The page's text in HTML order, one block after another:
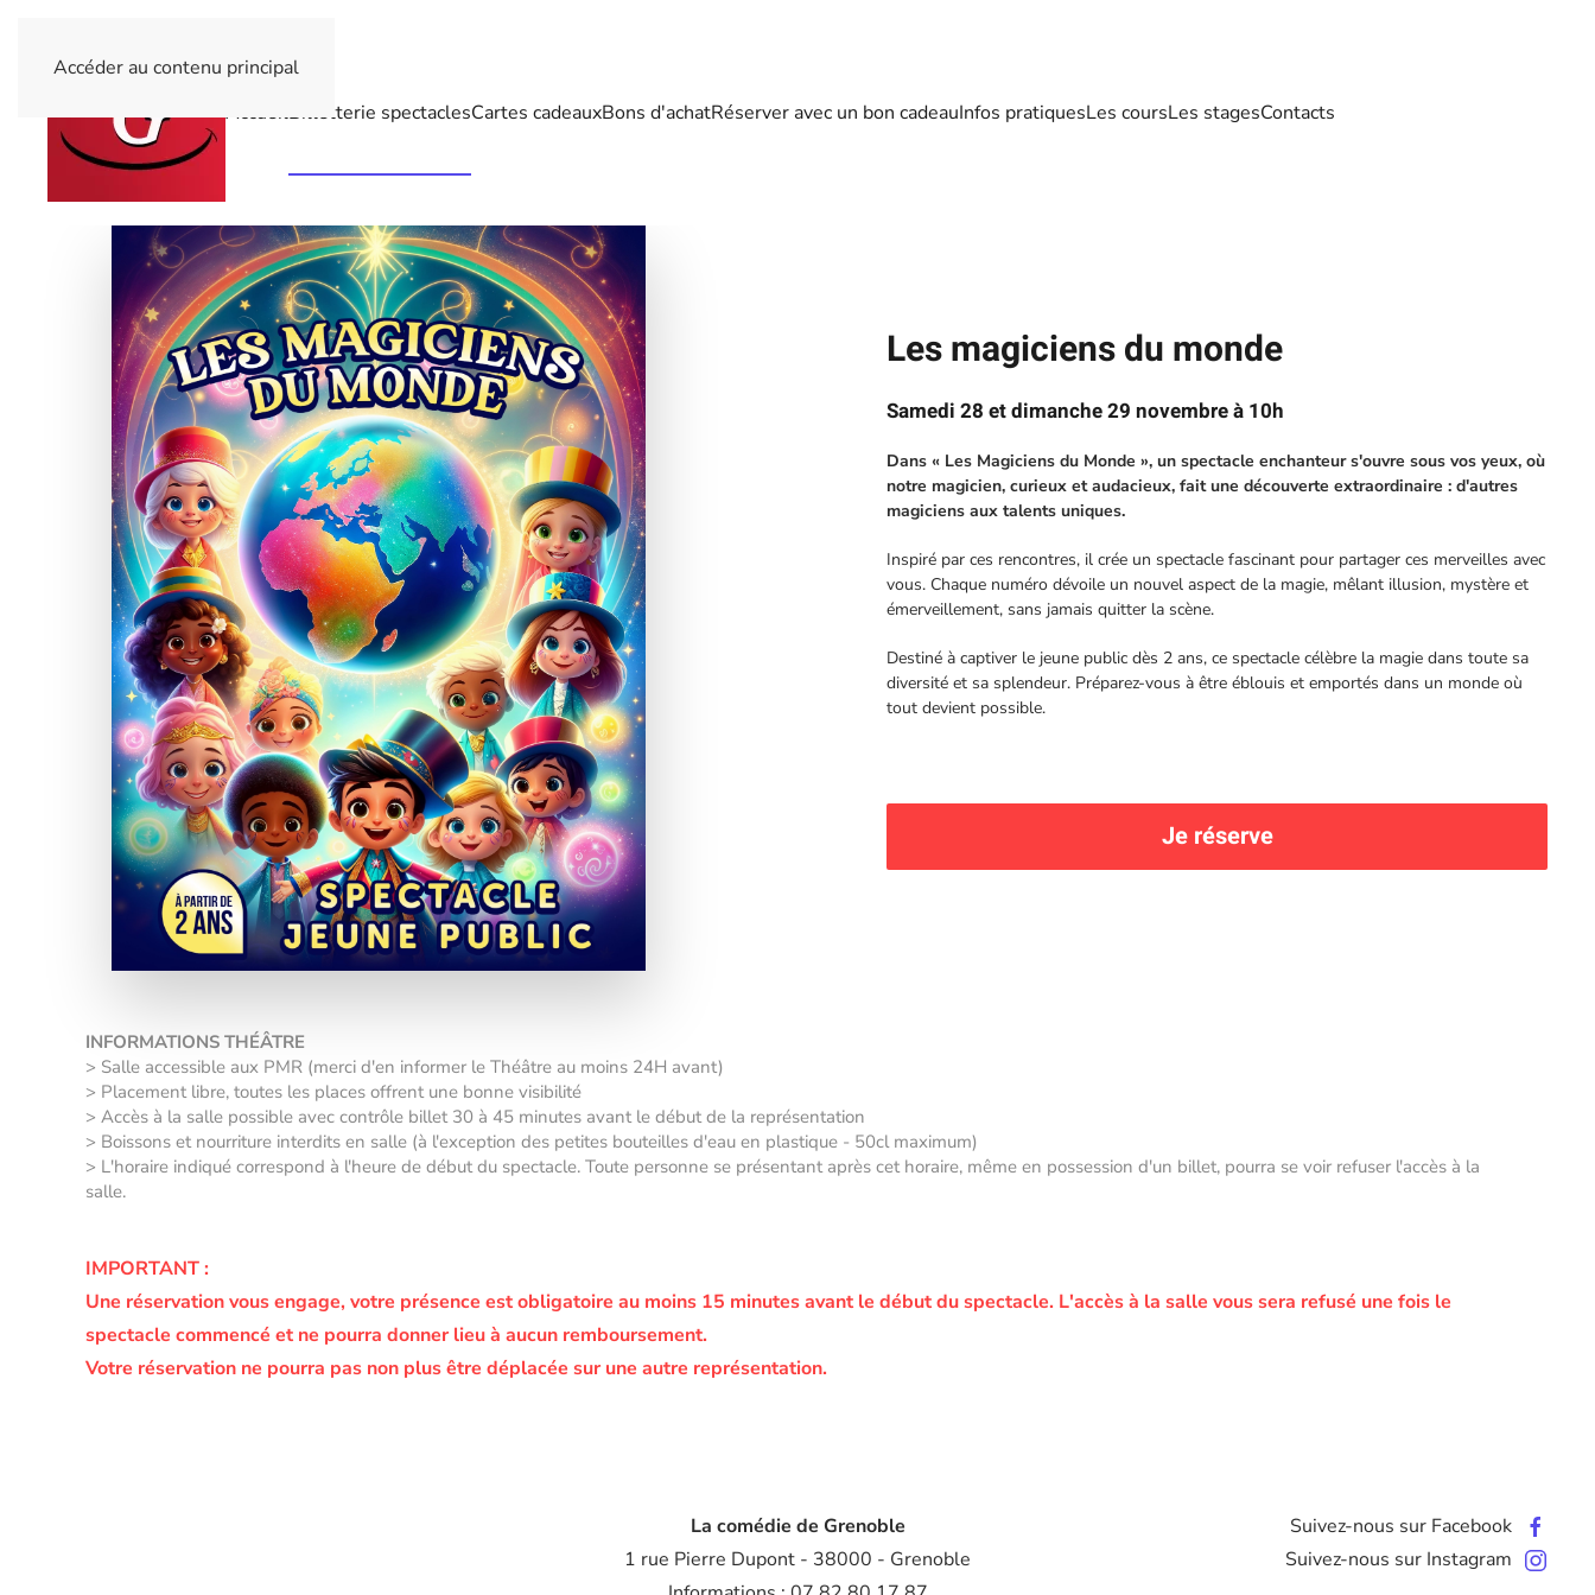
Accéder au contenu principal
AccueilBilletterie spectaclesCartes cadeauxBons d'achatRéserver avec un bon cadeauInfos pratiquesLes coursLes stagesContacts
Les magiciens du monde
Samedi 28 et dimanche 29 novembre à 10h
Dans « Les Magiciens du Monde », un spectacle enchanteur s'ouvre sous vos yeux, où
notre magicien, curieux et audacieux, fait une découverte extraordinaire : d'autres
magiciens aux talents uniques.
Inspiré par ces rencontres, il crée un spectacle fascinant pour partager ces merveilles avec
vous. Chaque numéro dévoile un nouvel aspect de la magie, mêlant illusion, mystère et
émerveillement, sans jamais quitter la scène.
Destiné à captiver le jeune public dès 2 ans, ce spectacle célèbre la magie dans toute sa
diversité et sa splendeur. Préparez-vous à être éblouis et emportés dans un monde où
tout devient possible.
Je réserve
INFORMATIONS THÉÂTRE
> Salle accessible aux PMR (merci d'en informer le Théâtre au moins 24H avant)
> Placement libre, toutes les places offrent une bonne visibilité
> Accès à la salle possible avec contrôle billet 30 à 45 minutes avant le début de la représentation
> Boissons et nourriture interdits en salle (à l'exception des petites bouteilles d'eau en plastique - 50cl maximum)
> L'horaire indiqué correspond à l'heure de début du spectacle. Toute personne se présentant après cet horaire, même en possession d'un billet, pourra se voir refuser l'accès à la
salle.
IMPORTANT :
Une réservation vous engage, votre présence est obligatoire au moins 15 minutes avant le début du spectacle. L'accès à la salle vous sera refusé une fois le
spectacle commencé et ne pourra donner lieu à aucun remboursement.
Votre réservation ne pourra pas non plus être déplacée sur une autre représentation.
La comédie de Grenoble
1 rue Pierre Dupont - 38000 - Grenoble
Suivez-nous sur Facebook
Suivez-nous sur Instagram